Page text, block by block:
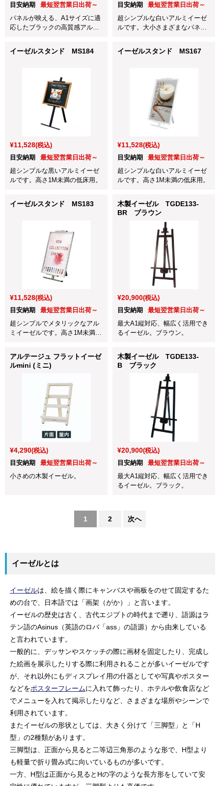
目安納期
最短翌営業日出荷～
パネルが映える、A1サイズに適
応したブラックの高質感アルミ
目安納期
最短翌営業日出荷～
超シンプルな白いアルミイーゼ
ルです。大小さまざまなパネル
イーゼルスタンド MS184
¥11,528(税込)
目安納期
最短翌営業日出荷～
超シンプルな黒いアルミイーゼ
ルです。高さ1M未満の低床用。
イーゼルスタンド MS167
¥11,528(税込)
目安納期
最短翌営業日出荷～
超シンプルな白いアルミイーゼ
ルです。高さ1M未満の低床用。
イーゼルスタンド MS183
¥11,528(税込)
目安納期
最短翌営業日出荷～
超シンプルでメタリックなアル
ミイーゼルです。高さ1M未満の
木製イーゼル TGDE133-
BR ブラウン
¥20,900(税込)
目安納期
最短翌営業日出荷～
最大A1縦対応、幅広く活用でき
るイーゼル。ブラウン。
アルテージュ フラットイーゼ
ルmini (ミニ)
¥4,290(税込)
目安納期
最短翌営業日出荷～
小さめの木製イーゼル。
木製イーゼル TGDE133-
B ブラック
¥20,900(税込)
目安納期
最短翌営業日出荷～
最大A1縦対応、幅広く活用でき
るイーゼル。ブラック。
1 2 次へ
イーゼルとは
イーゼルは、絵を描く際にキャンバスや画板をのせて固定するた
めの台で、日本語では「画架（がか）」と言います。
イーゼルの歴史は古く、古代エジプトの時代まで遡り、語源はラ
テン語のAsinus（英語のロバ「ass」の語源）から由来している
と言われています。
一般的に、デッサンやスケッチの際に画材を固定したり、完成し
た絵画を展示したりする際に利用されることが多いイーゼルです
が、それ以外にもディスプレイ用の什器としてや写真やポスター
などをポスターフレームに入れて飾ったり、ホテルや飲食店など
でメニューを入れて掲示したりなど、さまざまな場所やシーンで
利用されています。
またイーゼルの形状としては、大きく分けて「三脚型」と「H
型」の2種類があります。
三脚型は、正面から見ると二等辺三角形のような形で、H型より
も軽量で折り畳み式に向いているものが多いです。
一方、H型は正面から見るとHの字のような長方形をしていて安